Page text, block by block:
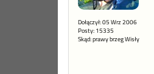
Dołączył: 05 Wrz 2006
Posty: 15335
Skąd: prawy brzeg Wisły